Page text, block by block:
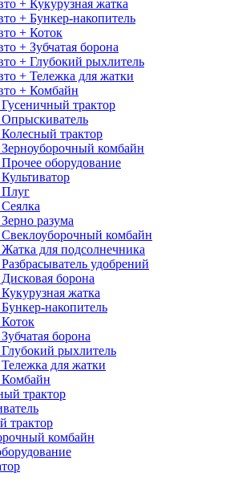
+ Кукурузная жатка
+ Бункер-накопитель
+ Коток
+ Зубчатая борона
+ Глубокий рыхлитель
+ Тележка для жатки
+ Комбайн
трактор
трактор
комбайн
оборудование
Плуг
разума
Свеклоуборочный комбайн
для подсолнечника
удобрений
борона
жатка
накопитель
борона
рыхлитель
для жатки
Комбайн
трактор
трактор
комбайн